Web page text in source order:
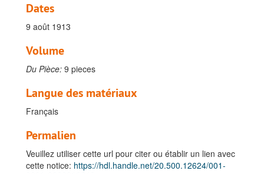
Dates
9 août 1913
Volume
Du Pièce: 9 pieces
Langue des matériaux
Français
Permalien
Veuillez utiliser cette url pour citer ou établir un lien avec
cette notice: https://hdl.handle.net/20.500.12624/001-
A. Vie Privée, 1873-1914
B. Carrière, 1895-1914
I. Carrière Coloniale, 1895-1914
1. Administration personnelle, 1910-1914
1.1. Engagement, 1910